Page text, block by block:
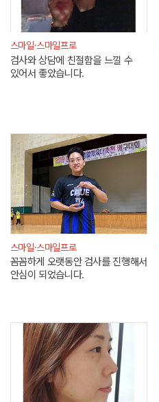
스마일·스마일프로
검사와 상담에 친절함을 느낄 수
있어서 좋았습니다.
스마일·스마일프로
꼼꼼하게 오랫동안 검사를 진행해서
안심이 되었습니다.